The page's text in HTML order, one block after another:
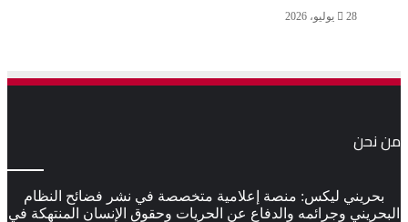
28 يوليو، 2026
من نحن
بحريني ليكس: منصة إعلامية متخصصة في نشر فضائح النظام
البحريني وجرائمه والدفاع عن الحريات وحقوق الإنسان المنتهكة في